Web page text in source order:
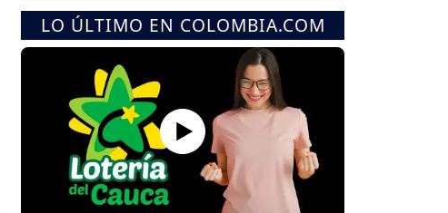
LO ÚLTIMO EN COLOMBIA.COM